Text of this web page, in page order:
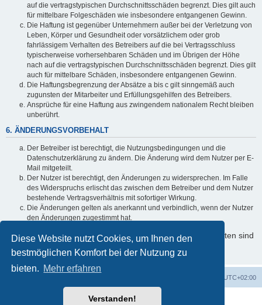
Diese Website nutzt Cookies, um Ihnen den
bestmöglichen Komfort bei der Nutzung zu
bieten. Mehr erfahren
Verstanden!
auf die vertragstypischen Durchschnittsschäden begrenzt. Dies gilt auch
für mittelbare Folgeschäden wie insbesondere entgangenen Gewinn.
Die Haftung ist gegenüber Unternehmern außer bei der Verletzung von
Leben, Körper und Gesundheit oder vorsätzlichem oder grob
fahrlässigem Verhalten des Betreibers auf die bei Vertragsschluss
typischerweise vorhersehbaren Schäden und im Übrigen der Höhe
nach auf die vertragstypischen Durchschnittsschäden begrenzt. Dies gilt
auch für mittelbare Schäden, insbesondere entgangenen Gewinn.
Die Haftungsbegrenzung der Absätze a bis c gilt sinngemäß auch
zugunsten der Mitarbeiter und Erfüllungsgehilfen des Betreibers.
Ansprüche für eine Haftung aus zwingendem nationalem Recht bleiben
unberührt.
6. ÄNDERUNGSVORBEHALT
Der Betreiber ist berechtigt, die Nutzungsbedingungen und die
Datenschutzerklärung zu ändern. Die Änderung wird dem Nutzer per E-
Mail mitgeteilt.
Der Nutzer ist berechtigt, den Änderungen zu widersprechen. Im Falle
des Widerspruchs erlischt das zwischen dem Betreiber und dem Nutzer
bestehende Vertragsverhältnis mit sofortiger Wirkung.
Die Änderungen gelten als anerkannt und verbindlich, wenn der Nutzer
den Änderungen zugestimmt hat.
Informationen über den Umgang mit Ihren persönlichen Daten sind
in der Datenschutzerklärung enthalten.
UTC+02:00
Powered byphpBB® Forum Software © phpBB Limited